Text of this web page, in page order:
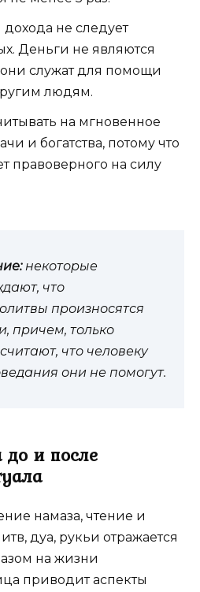
не следует
Деньги не являются
служат для помощи
людям.
на мгновенное
и богатства, потому что
правоверного на силу
некоторые
что
произносятся
причем, только
что человеку
они не помогут.
и после
намаза, чтение и
дуа, рукьи отражается
на жизни
приводит аспекты